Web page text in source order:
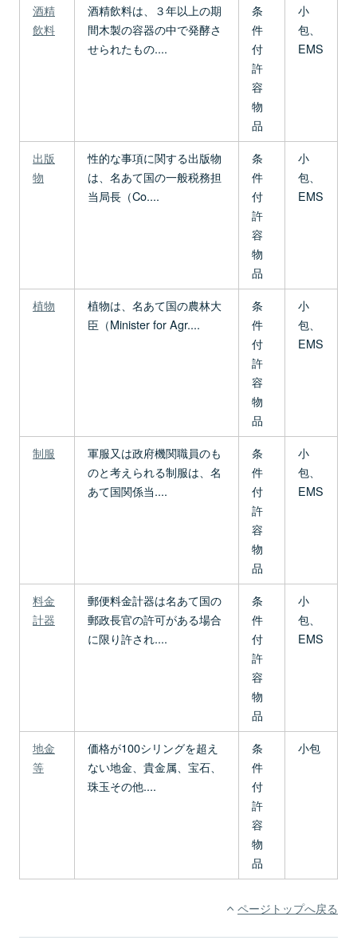
酒精
飲料
酒精飲料は、３年以上の期
間木製の容器の中で発酵さ
せられたもの....
条
件
付
許
容
物
品
小
包、
EMS
出版
物
性的な事項に関する出版物
は、名あて国の一般税務担
当局長（Co....
条
件
付
許
容
物
品
小
包、
EMS
植物
植物は、名あて国の農林大
臣（Minister for Agr....
条
件
付
許
容
物
品
小
包、
EMS
制服
軍服又は政府機関職員のも
のと考えられる制服は、名
あて国関係当....
条
件
付
許
容
物
品
小
包、
EMS
料金
計器
郵便料金計器は名あて国の
郵政長官の許可がある場合
に限り許され....
条
件
付
許
容
物
品
小
包、
EMS
地金
等
価格が100シリングを超え
ない地金、貴金属、宝石、
珠玉その他....
条
件
付
許
容
物
品
小包
ページトップへ戻る